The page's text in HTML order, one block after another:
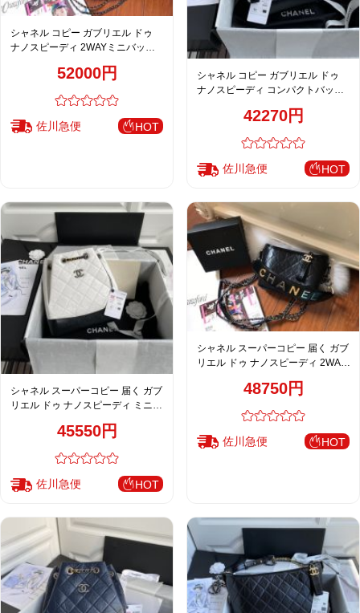
シャネル コピー ガブリエル ドゥ
ナノスピーディ 2WAYミニバッグ
52000円
佐川急便 HOT
シャネル コピー ガブリエル ドゥ
ナノスピーディ コンパクトバッグ
42270円
佐川急便 HOT
シャネル スーパーコピー 届く ガブ
リエル ドゥ ナノスピーディ ミニバ
45550円
佐川急便 HOT
シャネル スーパーコピー 届く ガブ
リエル ドゥ ナノスピーディ 2WAY
48750円
佐川急便 HOT